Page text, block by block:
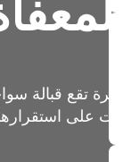
تقع قبالة
على